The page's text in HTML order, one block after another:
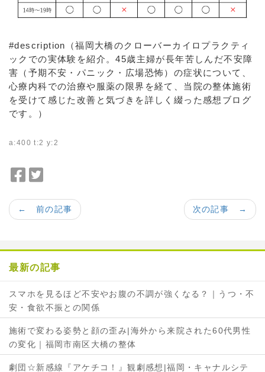
#description（福岡大橋のクローバーカイロプラクティ
ックでの実体験を紹介。45歳主婦が長年苦しんだ不安障
害（予期不安・パニック・広場恐怖）の症状について、
心療内科での治療や服薬の限界を経て、当院の整体施術
を受けて感じた改善と気づきを詳しく綴った感想ブログ
です。）
a:400 t:2 y:2
c
e
o
k
シ
ェ
i
t
r
で
ェ
ア
次の記事 →
← 前の記事
最新の記事
スマホを見るほど不安やお腹の不調が強くなる？｜うつ・不
安・食欲不振との関係
施術で変わる姿勢と顔の歪み|海外から来院された60代男性
の変化｜福岡市南区大橋の整体
劇団☆新感線『アケチコ！』観劇感想|福岡・キャナルシテ